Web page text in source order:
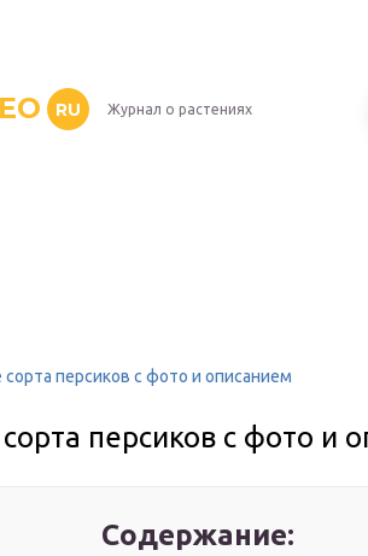
RU Журнал о растениях
персиков с фото и описанием
персиков с фото и
Содержание: